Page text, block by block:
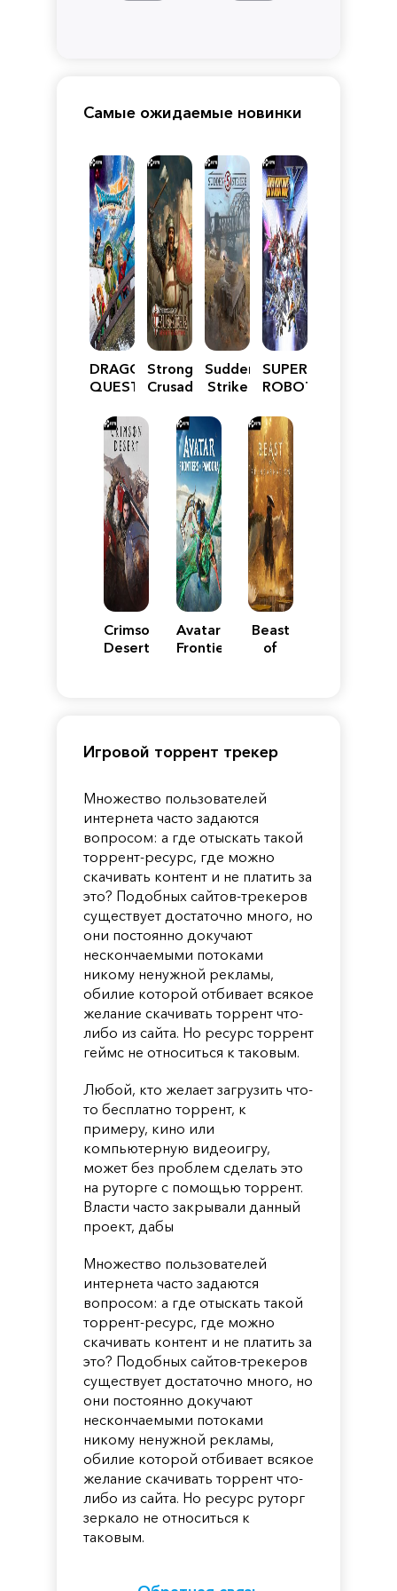
Самые ожидаемые новинки
DRAGON
QUEST
Reimagined
Stronghold
Crusader:
Edition
Sudden
Strike
SUPER
ROBOT
Y
Crimson
Desert
Avatar:
Frontiers
Beast
of
Игровой торрент трекер
Множество пользователей
интернета часто задаются
вопросом: а где отыскать такой
торрент-ресурс, где можно
скачивать контент и не платить за
это? Подобных сайтов-трекеров
существует достаточно много, но
они постоянно докучают
нескончаемыми потоками
никому ненужной рекламы,
обилие которой отбивает всякое
желание скачивать торрент что-
либо из сайта. Но ресурс торрент
геймс не относиться к таковым.
Любой, кто желает загрузить что-
то бесплатно торрент, к
примеру, кино или
компьютерную видеоигру,
может без проблем сделать это
на руторге с помощью торрент.
Власти часто закрывали данный
проект, дабы
Множество пользователей
интернета часто задаются
вопросом: а где отыскать такой
торрент-ресурс, где можно
скачивать контент и не платить за
это? Подобных сайтов-трекеров
существует достаточно много, но
они постоянно докучают
нескончаемыми потоками
никому ненужной рекламы,
обилие которой отбивает всякое
желание скачивать торрент что-
либо из сайта. Но ресурс руторг
зеркало не относиться к
таковым.